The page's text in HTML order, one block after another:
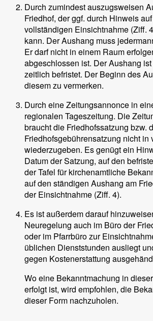
Durch zumindest auszugsweisen
Friedhof, der ggf. durch Hinweis
vollständigen Einsichtnahme (Ziff.
kann. Der Aushang muss
Er darf nicht in einem Raum
abgeschlossen ist. Der Aushang
zeitlich befristet. Der Beginn des
diesem zu vermerken.
Durch eine Zeitungsannonce in
regionalen Tageszeitung. Die
braucht die Friedhofssatzung bzw.
Friedhofsgebührensatzung nicht in
wiederzugeben. Es genügt ein
Datum der Satzung, auf den
der Tafel für kirchenamtliche
auf den ständigen Aushang am
der Einsichtnahme (Ziff. 4).
Es ist außerdem darauf
Neuregelung auch im Büro der
oder im Pfarrbüro zur
üblichen Dienststunden ausliegt
gegen Kostenerstattung
Wo eine Bekanntmachung in
erfolgt ist, wird empfohlen, die
dieser Form nachzuholen.